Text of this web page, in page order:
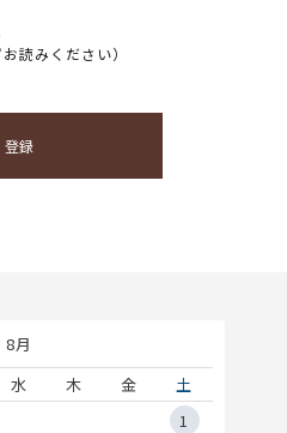
読みください）
登録
8月
水 木 金
土
1